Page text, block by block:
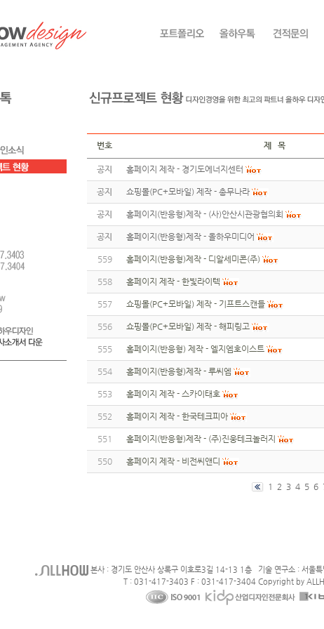
번호
제 목
공지 홈페이지 제작 - 경기도에너지센터
공지 쇼핑몰(PC+모바일) 제작 - 총무나라
공지 홈페이지(반응형)제작 - (사)안산시관광협의회
공지 홈페이지(반응형)제작 - 올하우미디어
559 홈페이지(반응형)제작 - 디알세미콘(주)
558 홈페이지 제작 - 한빛라이텍
557 쇼핑몰(PC+모바일) 제작 - 기프트스캔들
556 쇼핑몰(PC+모바일) 제작 - 해피링고
555 홈페이지(반응형) 제작 - 엘지엠호이스트
554 홈페이지(반응형)제작 - 루씨엠
553 홈페이지 제작 - 스카이태호
552 홈페이지 제작 - 한국테크피아
551 홈페이지(반응형)제작 - (주)진웅테크놀러지
550 홈페이지 제작 - 비전씨앤디
1 2 3 4 5 6
본사 : 경기도 안산사 상록구 이호로3길 14-13 1층 기술 연구소 : 서울
T : 031-417-3403 F : 031-417-3404 Copyright by